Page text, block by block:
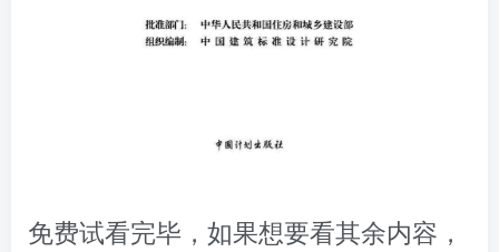
免费试看完毕，如果想要看其余内容，